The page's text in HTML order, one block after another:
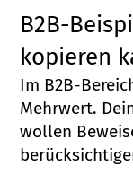
B2B-
kopieren
Im B2B-
Mehrwert.
wollen